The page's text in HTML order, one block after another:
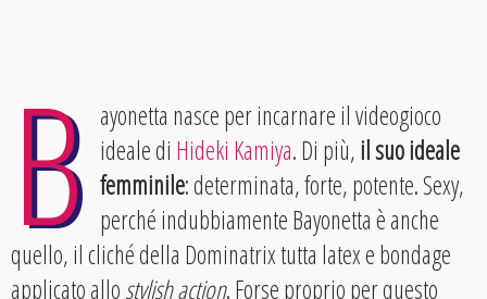
B ayonetta nasce per incarnare il videogioco
ideale di Hideki Kamiya. Di più,il suo ideale
femminile: determinata, forte, potente. Sexy,
perché indubbiamente Bayonetta è anche
quello, il cliché della Dominatrix tutta latex e bondage
applicato allostylish action. Forse proprio per questo